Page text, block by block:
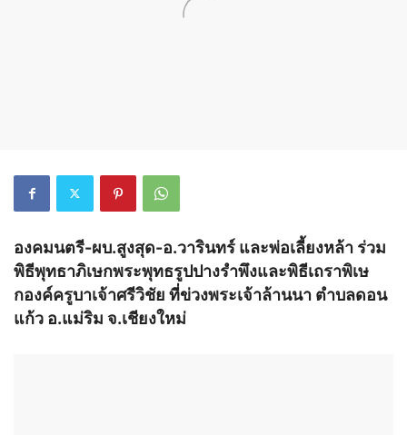
องคมนตรี-ผบ.สูงสุด-อ.วารินทร์ และพ่อเลี้ยงหล้า ร่วม
พิธีพุทธาภิเษกพระพุทธรูปปางรำพึงและพิธีเถราพิเษ
กองค์ครูบาเจ้าศรีวิชัย ที่ข่วงพระเจ้าล้านนา ตำบลดอน
แก้ว อ.แม่ริม จ.เชียงใหม่